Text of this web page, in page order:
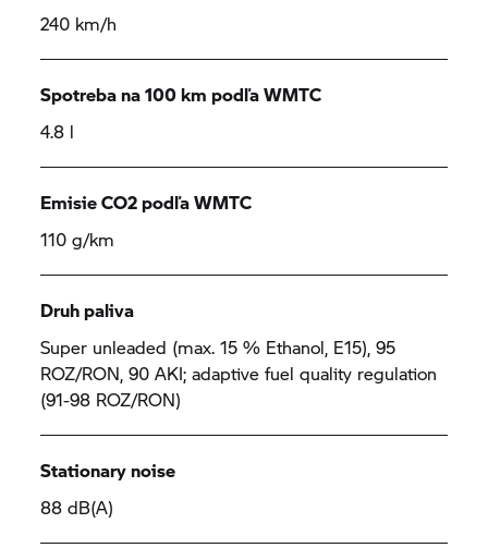
240 km/h
Spotreba na 100 km podľa WMTC
4.8 l
Emisie CO2 podľa WMTC
110 g/km
Druh paliva
Super unleaded (max. 15 % Ethanol, E15), 95
ROZ/RON, 90 AKI; adaptive fuel quality regulation
(91-98 ROZ/RON)
Stationary noise
88 dB(A)